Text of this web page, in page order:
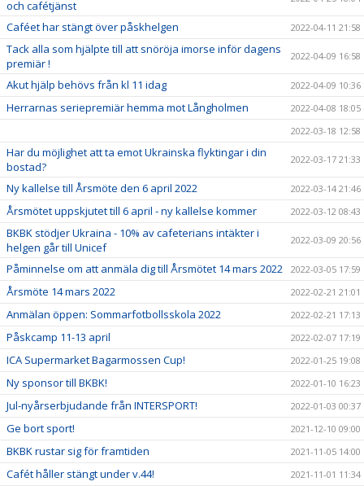
och cafétjänst
Caféet har stängt över påskhelgen 2022-04-11 21:58
Tack alla som hjälpte till att snöröja imorse inför dagens
premiär !
2022-04-09 16:58
Akut hjälp behövs från kl 11 idag 2022-04-09 10:36
Herrarnas seriepremiär hemma mot Långholmen
2022-04-08 18:05
2022-03-18 12:58
Har du möjlighet att ta emot Ukrainska flyktingar i din
bostad?
2022-03-17 21:33
Ny kallelse till Årsmöte den 6 april 2022 2022-03-14 21:46
Årsmötet uppskjutet till 6 april - ny kallelse kommer 2022-03-12 08:43
BKBK stödjer Ukraina - 10% av cafeterians intäkter i
helgen går till Unicef
2022-03-09 20:56
Påminnelse om att anmäla dig till Årsmötet 14 mars 2022 2022-03-05 17:59
Årsmöte 14 mars 2022 2022-02-21 21:01
Anmälan öppen: Sommarfotbollsskola 2022 2022-02-21 17:13
Påskcamp 11-13 april 2022-02-07 17:19
ICA Supermarket Bagarmossen Cup! 2022-01-25 19:08
Ny sponsor till BKBK! 2022-01-10 16:23
Jul-nyårserbjudande från INTERSPORT! 2022-01-03 00:37
Ge bort sport! 2021-12-10 09:00
BKBK rustar sig för framtiden 2021-11-05 14:00
Cafét håller stängt under v.44! 2021-11-01 11:34